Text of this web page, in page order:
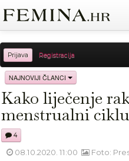
Prijava Registracija
Sreća
Moda Ljubav Relax
NAJNOVIJI ČLANCI
Kako liječenje
menstrualni
4
08.10.2020. 11:00 Foto: